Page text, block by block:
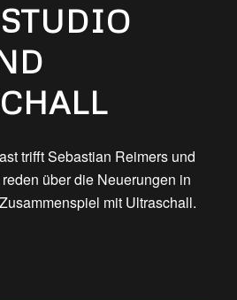
trifft Sebastian Reimers und
über die Neuerungen in
mit Ultraschall.